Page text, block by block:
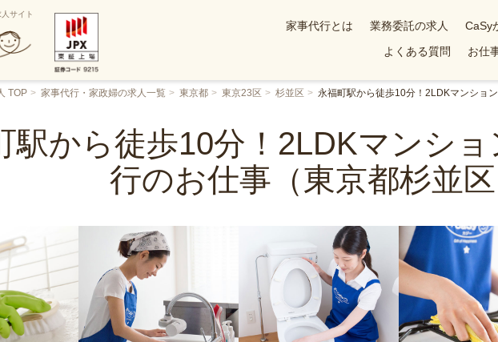
サイト
家事代行とは 業務委託の求人 CaSy
よくある質問
お仕
TOP 家事代行・家政婦の求人一覧 東京都 東京23区 杉並区 永福町駅から徒歩10分！2LDKマンショ
駅から徒歩10分！2LDKマンシ
行のお仕事（東京都杉並区